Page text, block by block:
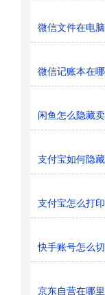
微信文件在电
微信记账本在
闲鱼怎么隐藏
支付宝如何隐
支付宝怎么打
快手账号怎么
京东自营在哪